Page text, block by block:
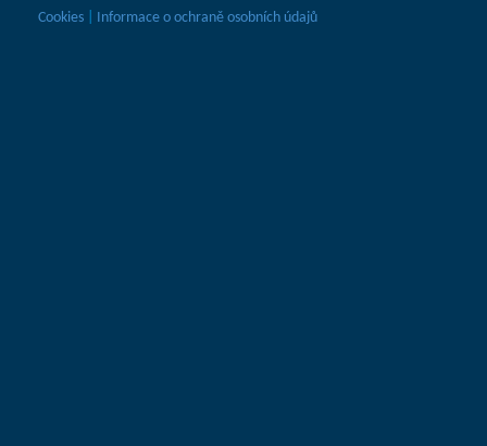
Cookies
Informace o ochraně osobních údajů